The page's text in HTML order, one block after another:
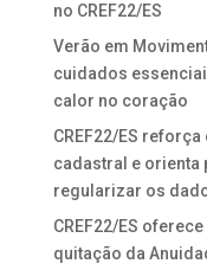
no CREF22/ES
Verão em
cuidados
calor no coração
CREF22/ES
cadastral e
regularizar os
CREF22/ES
quitação da